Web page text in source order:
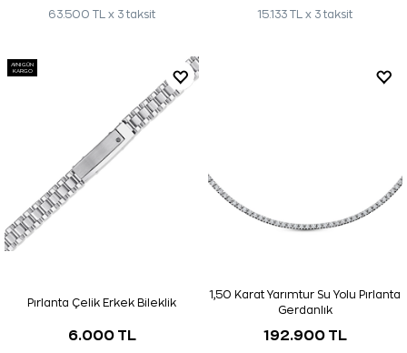
63.500 TL x 3 taksit 15.133 TL x 3 taksit
AYNI GÜN
KARGO
Pırlanta Çelik Erkek Bileklik
6.000 TL
1,50 Karat Yarımtur Su Yolu Pırlanta
Gerdanlık
192.900 TL